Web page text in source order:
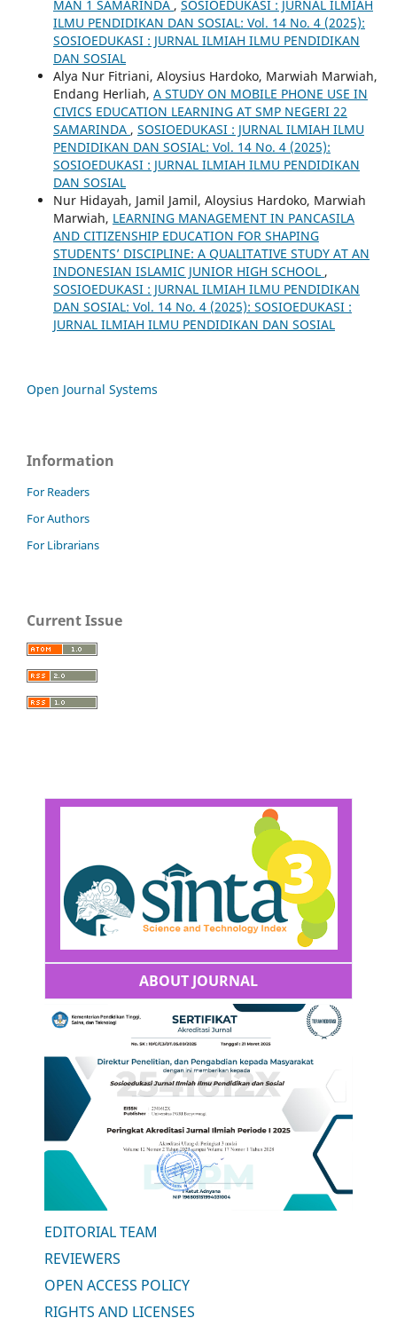
MAN 1 SAMARINDA , SOSIOEDUKASI : JURNAL ILMIAH
ILMU PENDIDIKAN DAN SOSIAL: Vol. 14 No. 4 (2025):
SOSIOEDUKASI : JURNAL ILMIAH ILMU PENDIDIKAN
DAN SOSIAL
Alya Nur Fitriani, Aloysius Hardoko, Marwiah Marwiah,
Endang Herliah, A STUDY ON MOBILE PHONE USE IN
CIVICS EDUCATION LEARNING AT SMP NEGERI 22
SAMARINDA , SOSIOEDUKASI : JURNAL ILMIAH ILMU
PENDIDIKAN DAN SOSIAL: Vol. 14 No. 4 (2025):
SOSIOEDUKASI : JURNAL ILMIAH ILMU PENDIDIKAN
DAN SOSIAL
Nur Hidayah, Jamil Jamil, Aloysius Hardoko, Marwiah
Marwiah, LEARNING MANAGEMENT IN PANCASILA
AND CITIZENSHIP EDUCATION FOR SHAPING
STUDENTS’ DISCIPLINE: A QUALITATIVE STUDY AT AN
INDONESIAN ISLAMIC JUNIOR HIGH SCHOOL ,
SOSIOEDUKASI : JURNAL ILMIAH ILMU PENDIDIKAN
DAN SOSIAL: Vol. 14 No. 4 (2025): SOSIOEDUKASI :
JURNAL ILMIAH ILMU PENDIDIKAN DAN SOSIAL
Open Journal Systems
Information
For Readers
For Authors
For Librarians
Current Issue
ABOUT JOURNAL
EDITORIAL TEAM
REVIEWERS
OPEN ACCESS POLICY
RIGHTS AND LICENSES